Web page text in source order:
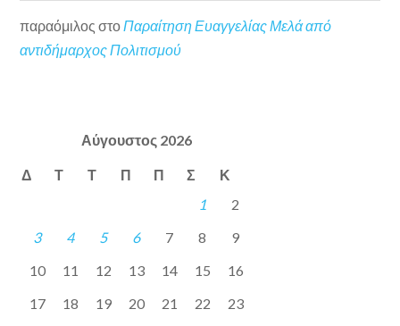
παραόμιλος στοΠαραίτηση Ευαγγελίας Μελά από
αντιδήμαρχος Πολιτισμού
Αύγουστος 2026
Δ Τ Τ Π Π Σ Κ
1
2
3
4 5 6 7 8
9
10
11 12 13 14 15
16
17
18 19 20 21 22
23